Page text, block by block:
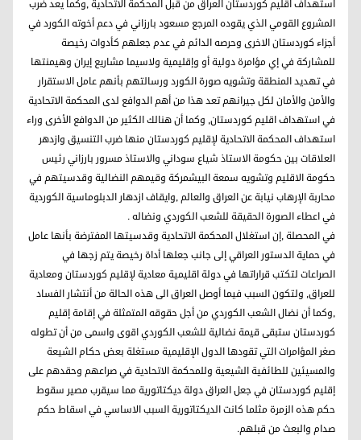
استهداف اقليم كوردستان العراق من قبل المحكمة الاتحادية ,وكما يعد ضرب
المشروع القومي الذي يقوده المرجع مسعود بارزاني في دعم أخوته الكورد في
أجزاء كوردستان الاخرى وحرصه الدائم في عدم جعلهم كأدوات رخيصة
للمشاركة في إي مؤامرة دولية أو وإقليمية ولاسيما مشاريع إيران وهيمنتها
في تهديد المنطقة وتشويه صورة الكورد ورسالتهم بأنهم عامل الاستقرار
والأمن والأمان لكل جيرانهم تعد هذا من أهم الدوافع لدى المحكمة الاتحادية
في استهداف اقليم كوردستان, وكما أن هنالك الكثير من الدوافع الأخرى وراء
استهداف المحكمة الاتحادية لإقليم كوردستان منها ضرب التنسيق وازدهر
العلاقات بين حكومة الاستاذ شياع سوداني والاستاذ مسرور بارزاني رئيس
حكومة الاقليم وتشويه سمعة البيشمركة وقيمهم النضالية وقدسيتهم في
محاربة الإرهاب نيابة عن العراق والعالم ,وايقاف ازدهار الدبلوماسية الكوردية
في اعطاء الصورة الحقيقة للشعب الكوردي ونضاله .
في المحصلة ,إن استغلال المحكمة الاتحادية وقدسيتها المفترضة بأنها عامل
في حماية الدستور العراقي إلى جانب جعلها أداة رخيصة يتم زجها في
الصراعات لتكتب قراراتها في دولة اقليمية معادية لإقليم كوردستان ومعادية
للعراق, ولتكون السبب فيما أوصل العراق الى هذه الحالة من أنتشار الفساد
,وكما أن نضال الشعب الكوردي من أجل حقوقه المتمثلة في إقامة إقليم
كوردستان ستبقى قيمة نضالية للشعب الكوردي اقوى واسمى من أن تطوله
صغر المؤامرات التي تقودها الدول الإقليمية مستغلة بعض حكام الشيعة
والمسيئين للطائفية الشيعية وللمحكمة الاتحادية في صراعهم وحقدهم على
إقليم كوردستان في جعل العراق دولة ديكتاتورية مما سيقرب مصير سقوط
حكم هذه الزمرة مثلما كانت الديكتاتورية السبب الاساسي في اسقاط حكم
صدام والبعث من قبلهم.